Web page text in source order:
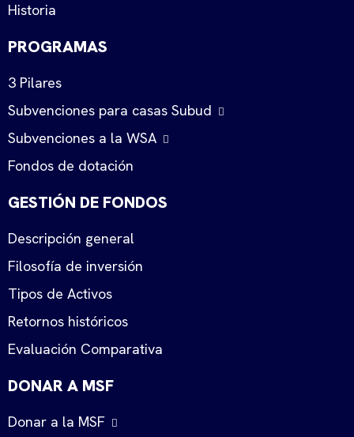
Historia
PROGRAMAS
3 Pilares
Subvenciones para casas Subud
Subvenciones a la WSA
Fondos de dotación
GESTIÓN DE FONDOS
Descripción general
Filosofía de inversión
Tipos de Activos
Retornos históricos
Evaluación Comparativa
DONAR A MSF
Donar a la MSF